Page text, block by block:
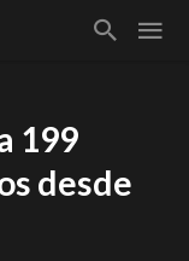
199
desde